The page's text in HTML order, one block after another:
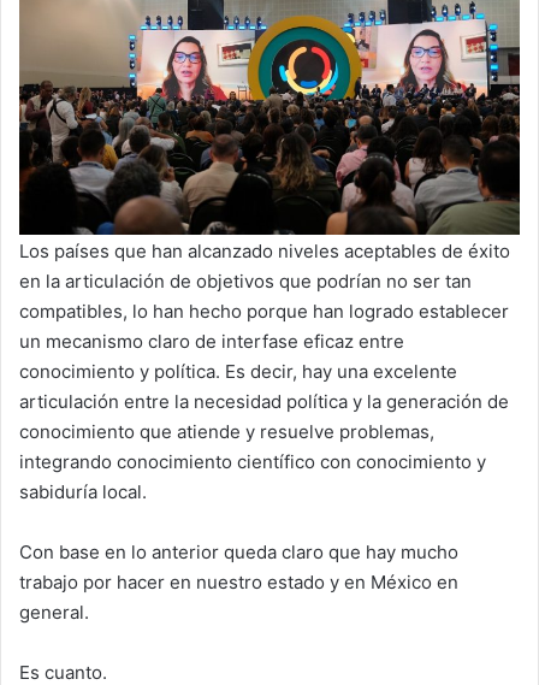
Los países que han alcanzado niveles aceptables de éxito
en la articulación de objetivos que podrían no ser tan
compatibles, lo han hecho porque han logrado establecer
un mecanismo claro de interfase eficaz entre
conocimiento y política. Es decir, hay una excelente
articulación entre la necesidad política y la generación de
conocimiento que atiende y resuelve problemas,
integrando conocimiento científico con conocimiento y
sabiduría local.
Con base en lo anterior queda claro que hay mucho
trabajo por hacer en nuestro estado y en México en
general.
Es cuanto.